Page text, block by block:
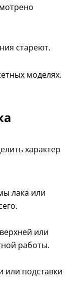
стареют.
моделях.
характер
лака или
или
работы.
или подставки